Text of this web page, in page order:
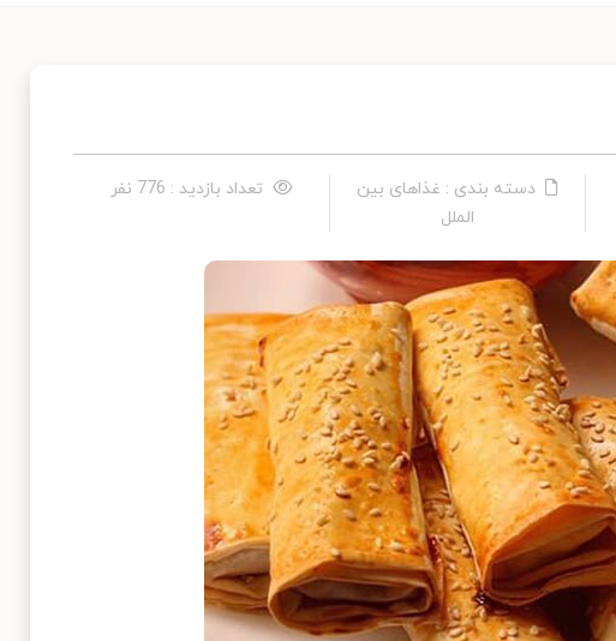
دسته بندی : غذاهای بین
الملل
تعداد بازدید : 776 نفر